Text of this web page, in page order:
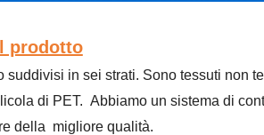
prodotto
suddivisi in sei strati. Sono tessuti
di PET. Abbiamo un sistema di
della migliore qualità.